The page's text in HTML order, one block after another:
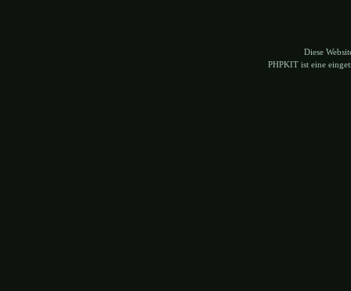
Diese
PHPKIT ist eine